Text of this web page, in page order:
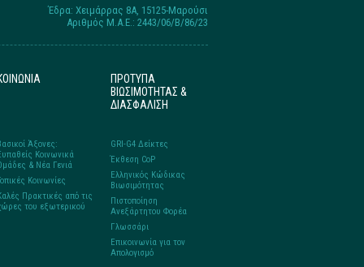
Έδρα: Χειμάρρας 8A, 15125-Μαρούσι
Αριθμός Μ.Α.Ε.: 2443/06/Β/86/23
Άξονες:
Κοινωνικά
& Νέα Γενιά
Κοινωνίες
Πρακτικές από τις
του εξωτερικού
ΠΡΟΤΥΠΑ
ΒΙΩΣΙΜΟΤΗΤΑΣ &
ΔΙΑΣΦΑΛΙΣΗ
GRI-G4 Δείκτες
Έκθεση CoP
Ελληνικός Κώδικας
Βιωσιμότητας
Πιστοποίηση
Ανεξάρτητου Φορέα
Γλωσσάρι
Επικοινωνία για τον
Απολογισμό